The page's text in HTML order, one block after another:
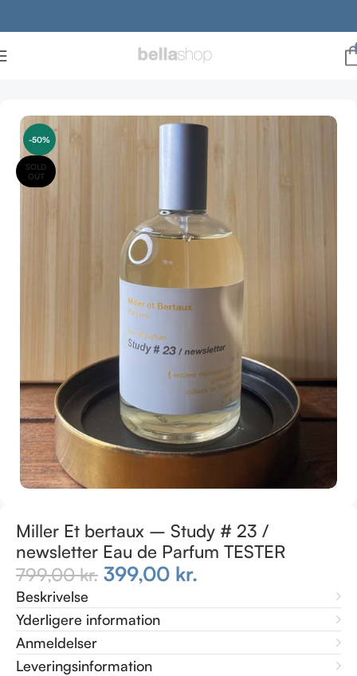
-50%
SOLD
OUT
Miller Et bertaux – Study # 23 /
newsletter Eau de Parfum TESTER
799,00kr. 399,00 kr.
Beskrivelse
Yderligere information
Anmeldelser
Leveringsinformation